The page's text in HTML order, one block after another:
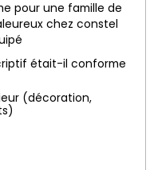
pour une famille de
chez constel
était-il conforme
(décoration,